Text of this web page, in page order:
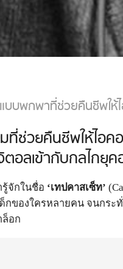
บบพกพาที่ช่วยคืนชีพใ
ช่วยคืนชีพให้ไอค
ตอลเข้ากับกลไกยุ
รู้จักในชื่อ ‘เทปคาสเซ็ท’
กของใครหลายคน จนกร
ล็อก